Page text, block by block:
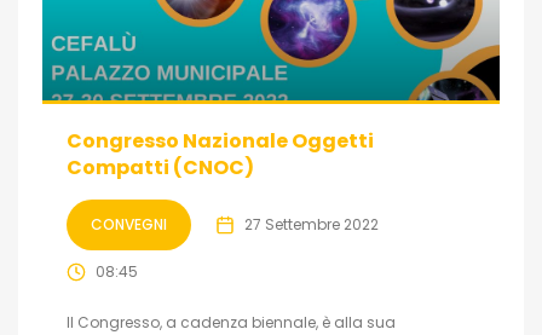
Congresso Nazionale Oggetti
Compatti (CNOC)
CONVEGNI 27 Settembre 2022
08:45
Il Congresso, a cadenza biennale, è alla sua